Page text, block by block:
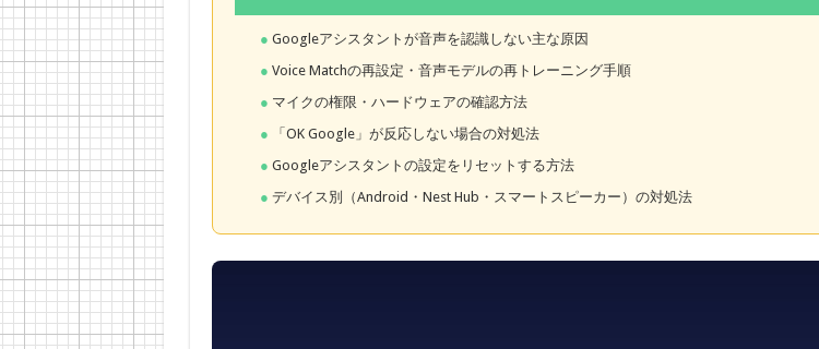
Googleアシスタントが音声を認識しない主な原因
Voice Matchの再設定・音声モデルの再トレーニング手順
マイクの権限・ハードウェアの確認方法
「OK Google」が反応しない場合の対処法
Googleアシスタントの設定をリセットする方法
デバイス別（Android・Nest Hub・スマートスピーカー）の対処法